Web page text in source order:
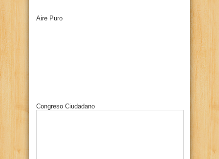
Aire Puro
Congreso Ciudadano